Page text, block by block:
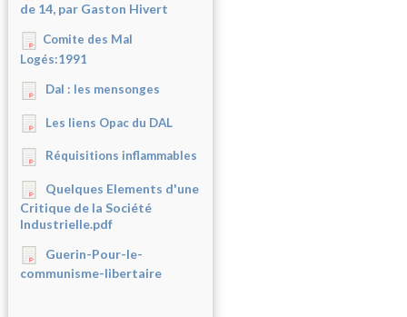
de 14, par Gaston Hivert
Comite des Mal
Logés:1991
Dal : les mensonges
Les liens Opac du DAL
Réquisitions inflammables
Quelques Elements d'une
Critique de la Société
Industrielle.pdf
Guerin-Pour-le-
communisme-libertaire